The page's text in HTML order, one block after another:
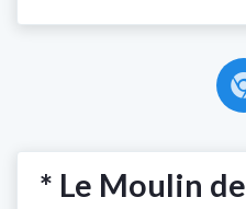
* Le Moulin de